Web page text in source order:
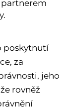
poskytnutí
za
jeho
rovněž